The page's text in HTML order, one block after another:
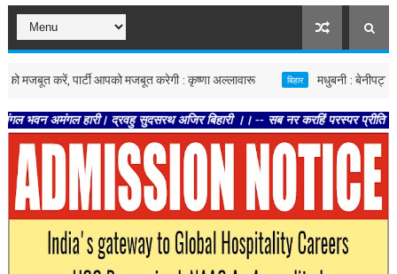
करें, पार्टी आपको मजबूत करेगी : कृष्णा अल्लावारू बिहार मधुबनी : बेनीपट्टी में
हारी। द्रवहु सुदसरथ अजिर बिहारी ।। -- सब नर करहिं परस्पर प्रीति ।